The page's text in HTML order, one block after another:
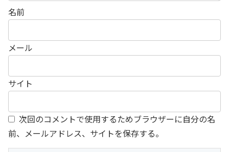
名前
メール
サイト
次回のコメントで使用するためブラウザーに自分の名
前、メールアドレス、サイトを保存する。